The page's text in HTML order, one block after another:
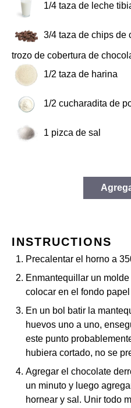
1/4 taza de leche
3/4 taza de chips de
trozo de cobertura de
1/2 taza de harina
1/2 cucharadita de
1 pizca de sal
INSTRUCTIONS
Precalentar el horno a
Enmantequillar un
colocar en el fondo
En un bol batir la
huevos uno a uno,
este punto
hubiera cortado, no se
Agregar el chocolate
un minuto y luego
hornear y sal. Unir todo